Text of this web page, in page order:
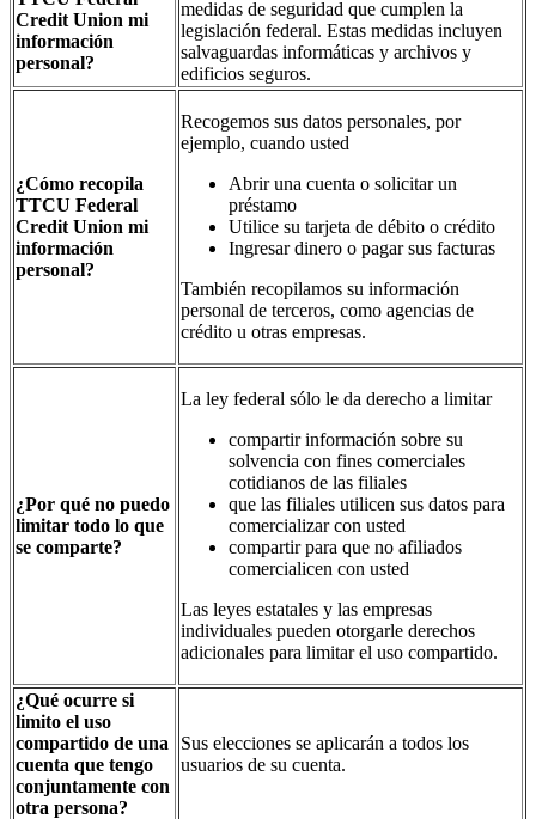
Credit Union mi
información
personal?
medidas de seguridad que cumplen la
legislación federal. Estas medidas incluyen
salvaguardas informáticas y archivos y
edificios seguros.
¿Cómo recopila
TTCU Federal
Credit Union mi
información
personal?
Recogemos sus datos personales, por
ejemplo, cuando usted
Abrir una cuenta o solicitar un
préstamo
Utilice su tarjeta de débito o crédito
Ingresar dinero o pagar sus facturas
También recopilamos su información
personal de terceros, como agencias de
crédito u otras empresas.
¿Por qué no puedo
limitar todo lo que
se comparte?
La ley federal sólo le da derecho a limitar
compartir información sobre su
solvencia con fines comerciales
cotidianos de las filiales
que las filiales utilicen sus datos para
comercializar con usted
compartir para que no afiliados
comercialicen con usted
Las leyes estatales y las empresas
individuales pueden otorgarle derechos
adicionales para limitar el uso compartido.
¿Qué ocurre si
limito el uso
compartido de una
cuenta que tengo
conjuntamente con
otra persona?
Sus elecciones se aplicarán a todos los
usuarios de su cuenta.